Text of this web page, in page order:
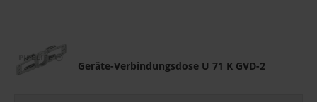
Geräte-Verbindungsdose U 71 K GVD-2